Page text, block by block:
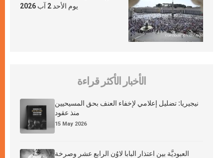
يوم الأحد 2 آب 2026
الأخبار الأكثر قراءة
نيجيريا: تضليل إعلامي لإخفاء العنف بحق المسيحيين
منذ عقود
15 May 2026
العبوديَّة بين اعتذار البابا لاوُن الرابع عشر وصرخة